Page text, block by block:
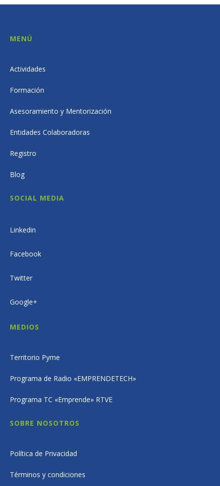
MENÚ
Actividades
Formación
Asesoramiento y Mentorización
Entidades Colaboradoras
Registro
Blog
SOCIAL MEDIA
Linkedin
Facebook
Twitter
Google+
MEDIOS
Territorio Pyme
Programa de Radio «EMPRENDETECH»
Programa TC «Emprende» RTVE
SOBRE NOSOTROS
Política de Privacidad
Términos y condiciones